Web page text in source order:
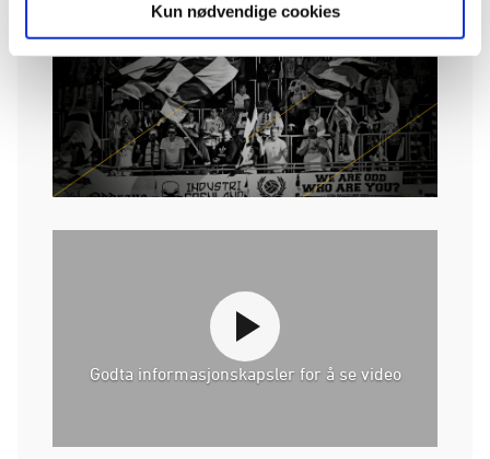
Kun nødvendige cookies
Godta informasjonskapsler for å se video